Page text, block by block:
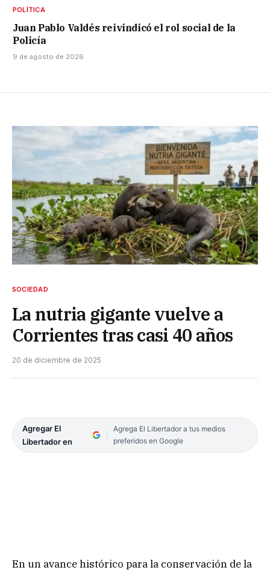
POLÍTICA
Juan Pablo Valdés reivindicó el rol social de la
Policía
9 de agosto de 2026
SOCIEDAD
La nutria gigante vuelve a
Corrientes tras casi 40 años
20 de diciembre de 2025
Agregar El
Libertador en
Agrega El Libertador a tus medios
preferidos en Google
En un avance histórico para la conservación de la